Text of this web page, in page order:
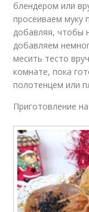
блендером или
просеиваем муку
добавляя, чтобы
добавляем
месить тесто
комнате, пока
полотенцем или
Приготовление